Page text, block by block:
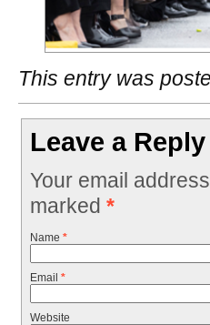
This entry was
Leave a Reply
Your email
marked *
Name *
Email *
Website